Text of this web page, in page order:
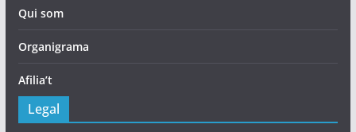
Qui som
Organigrama
Afilia’t
Legal